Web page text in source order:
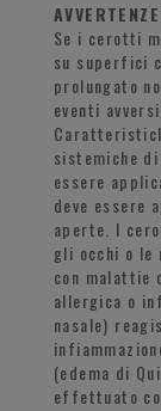
AVVERTENZE
Se i cerotti
su superfici
prolungato
eventi
sistemiche
essere
deve essere
aperte. I
gli occhi o le
con malattie
allergica o
nasale)
(edema di
effettuato